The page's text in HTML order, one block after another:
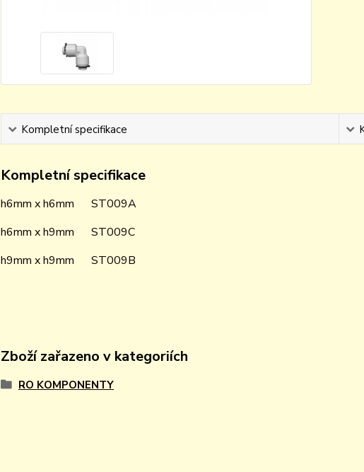
Kompletní specifikace
Kompletní specifikace
h6mm x h6mm ST009A
h6mm x h9mm ST009C
h9mm x h9mm ST009B
Zboží zařazeno v kategoriích
RO KOMPONENTY